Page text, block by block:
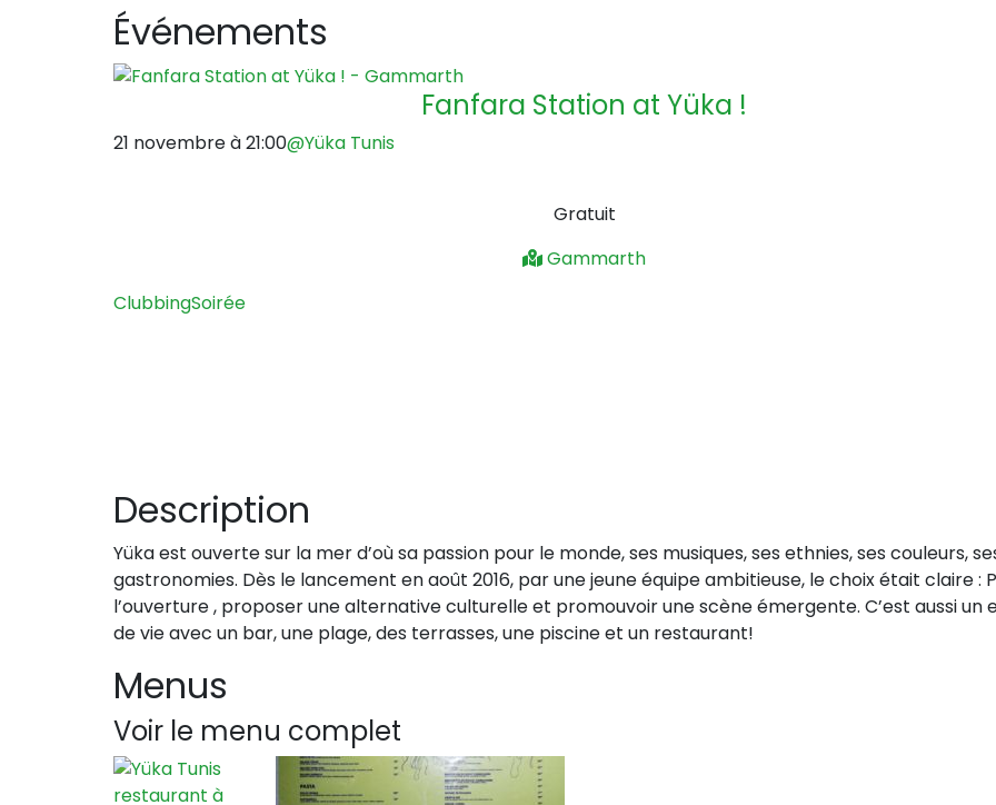
Événements
Fanfara Station at Yüka !
21 novembre à 21:00@Yüka Tunis
Gratuit
Gammarth
ClubbingSoirée
Description
Yüka est ouverte sur la mer d’où sa passion pour le monde, ses musiques, ses ethnies, ses couleurs,
gastronomies. Dès le lancement en août 2016, par une jeune équipe ambitieuse, le choix était claire :
l’ouverture , proposer une alternative culturelle et promouvoir une scène émergente. C’est aussi un
de vie avec un bar, une plage, des terrasses, une piscine et un restaurant!
Menus
Voir le menu complet